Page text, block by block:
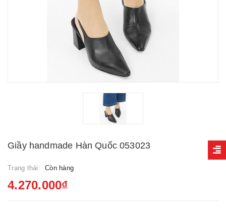
Giầy handmade Hàn Quốc 053023
Trạng thái: Còn hàng
4.270.000₫